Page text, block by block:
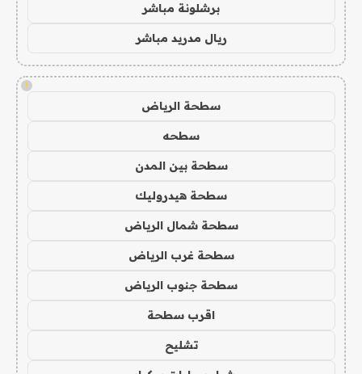
برشلونة مباشر
ريال مدريد مباشر
!
سطحة الرياض
سطحه
سطحة بين المدن
سطحة هيدروليك
سطحة شمال الرياض
سطحة غرب الرياض
سطحة جنوب الرياض
اقرب سطحة
تشليح